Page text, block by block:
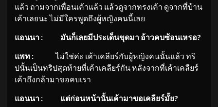
แล้ว ถามจากเพื่อนเค้าแล้ว แล้วดูจากทรงเค้า ดูจากที่บ้าน
เค้าเลยนะ ไม่มีใครพูดถึงผู้หญิงคนนี้เลย
แอนนา : มันก็เลยมีประเด็นขุดมา อ้าวคบซ้อนเหรอ?
แพท :ไม่ใช่ค่ะ เค้าเคลียร์กับผู้หญิงคนนั้นแล้ว ทริ
ปนั้นเป็นทริปสุดท้ายที่เค้าเคลียร์กัน หลังจากที่เค้าเคลียร์
เค้าถึงกล้ามาขอคบเรา
แอนนา : แต่ก่อนหน้านั้นเค้ามาขอเคลียร์มั้ย?